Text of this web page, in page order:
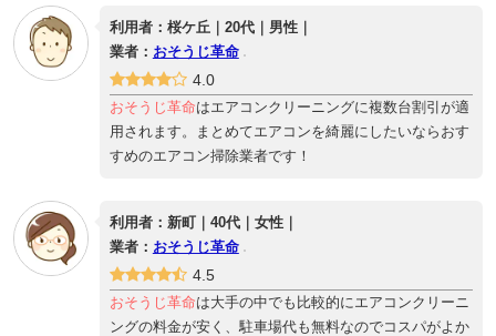
利用者：桜ケ丘｜20代｜男性｜
業者： おそうじ革命
4.0
おそうじ革命はエアコンクリーニングに複数台割引が適
用されます。まとめてエアコンを綺麗にしたいならおす
すめのエアコン掃除業者です！
利用者：新町｜40代｜女性｜
業者： おそうじ革命
4.5
おそうじ革命は大手の中でも比較的にエアコンクリーニ
ングの料金が安く、駐車場代も無料なのでコスパがよか